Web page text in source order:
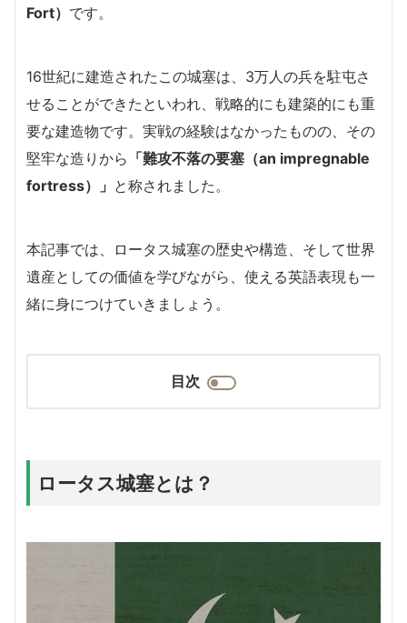
Fort） です。
16世紀に建造されたこの城塞は、3万人の兵を駐屯さ
せることができたといわれ、戦略的にも建築的にも重
要な建造物です。実戦の経験はなかったものの、その
堅牢な造りから 「難攻不落の要塞（an impregnable
fortress）」 と称されました。
本記事では、ロータス城塞の歴史や構造、そして世界
遺産としての価値を学びながら、使える英語表現も一
緒に身につけていきましょう。
目次
ロータス城塞とは？